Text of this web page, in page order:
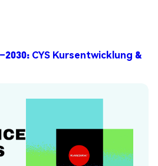
CYS Kursentwicklung &